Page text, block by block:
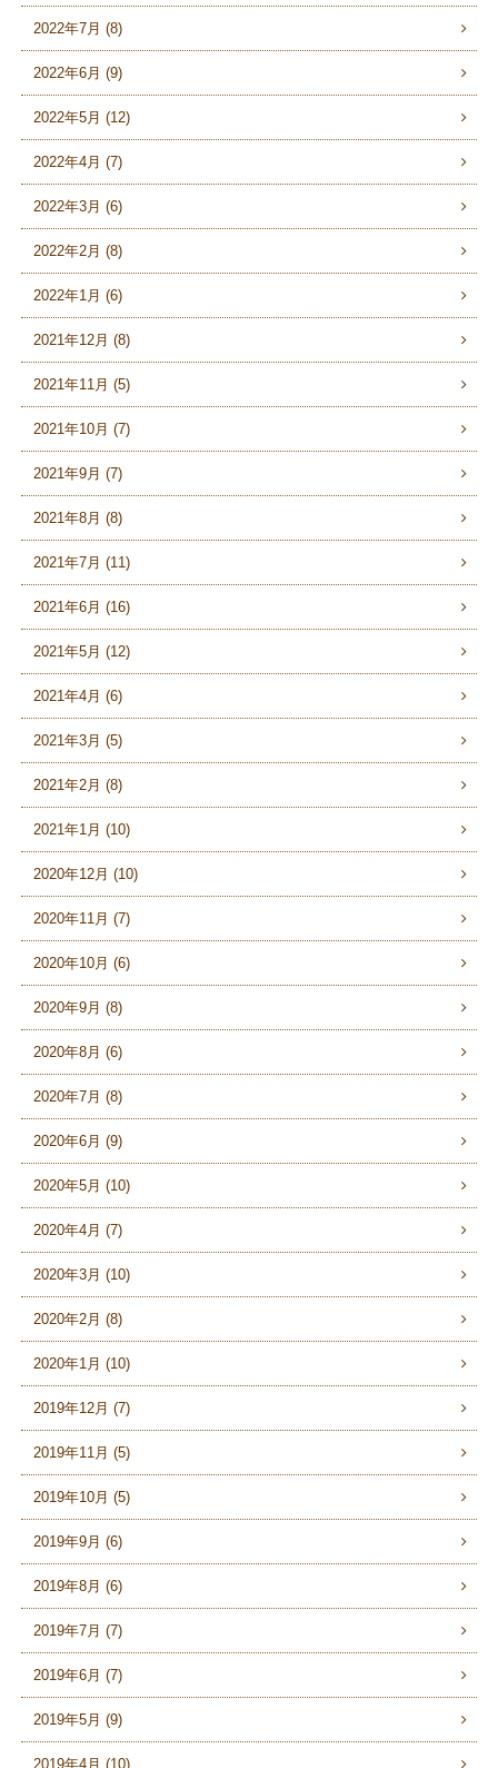
2022年7月 (8)
2022年6月 (9)
2022年5月 (12)
2022年4月 (7)
2022年3月 (6)
2022年2月 (8)
2022年1月 (6)
2021年12月 (8)
2021年11月 (5)
2021年10月 (7)
2021年9月 (7)
2021年8月 (8)
2021年7月 (11)
2021年6月 (16)
2021年5月 (12)
2021年4月 (6)
2021年3月 (5)
2021年2月 (8)
2021年1月 (10)
2020年12月 (10)
2020年11月 (7)
2020年10月 (6)
2020年9月 (8)
2020年8月 (6)
2020年7月 (8)
2020年6月 (9)
2020年5月 (10)
2020年4月 (7)
2020年3月 (10)
2020年2月 (8)
2020年1月 (10)
2019年12月 (7)
2019年11月 (5)
2019年10月 (5)
2019年9月 (6)
2019年8月 (6)
2019年7月 (7)
2019年6月 (7)
2019年5月 (9)
2019年4月 (10)